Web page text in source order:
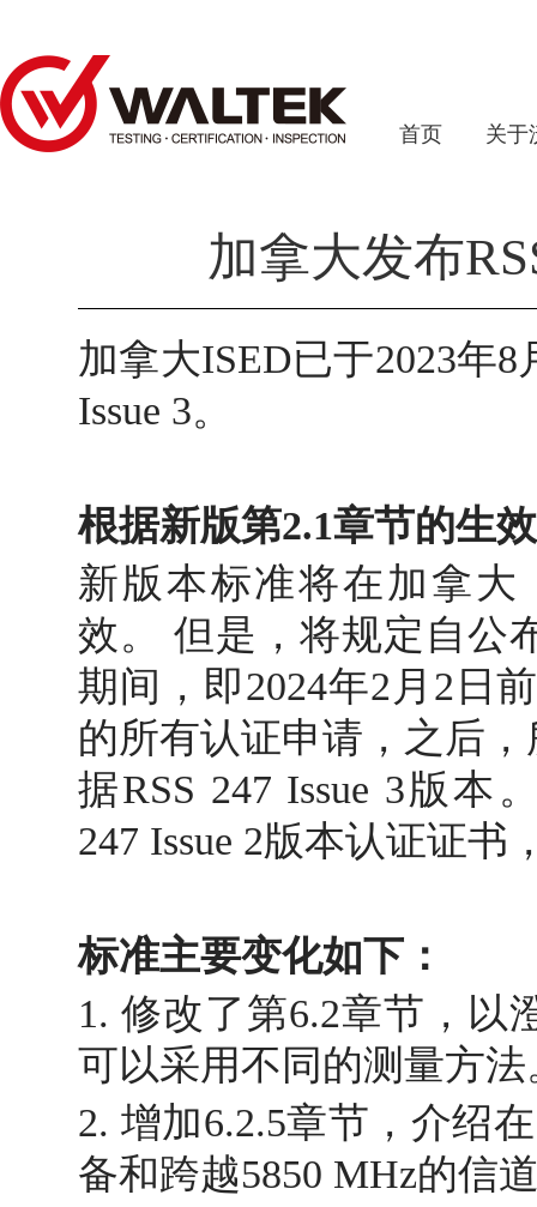
首页 关于
加拿大发布
加拿大ISED已于2023年
Issue 3。
根据新版第2.1章节的生
新版本标准将在加拿大
效。 但是，将规定自公
期间，即2024年2月2日
的所有认证申请，之后
据RSS 247 Issue 3版本
247 Issue 2版本认证证
标准主要变化如下：
1. 修改了第6.2章节，以
可以采用不同的测量方法
2. 增加6.2.5章节，介绍
备和跨越5850 MHz的信